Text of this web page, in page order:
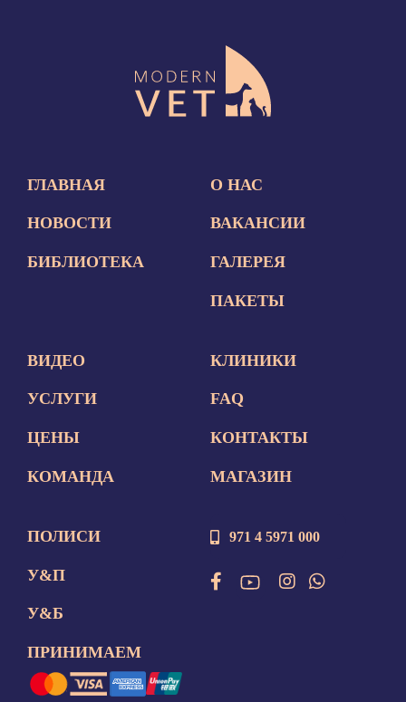
ГЛАВНАЯ
НОВОСТИ
БИБЛИОТЕКА
О НАС
ВАКАНСИИ
ГАЛЕРЕЯ
ПАКЕТЫ
ВИДЕО
УСЛУГИ
ЦЕНЫ
КОМАНДА
КЛИНИКИ
FAQ
КОНТАКТЫ
МАГАЗИН
ПОЛИСИ
У&П
У&Б
ПРИНИМАЕМ
971 4 5971 000